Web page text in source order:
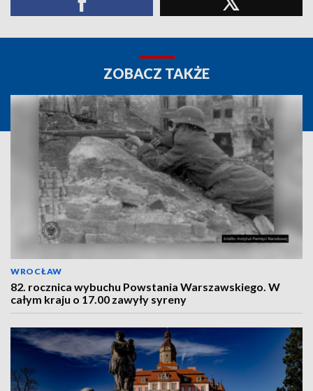
ZOBACZ TAKŻE
WROCŁAW
82. rocznica wybuchu Powstania Warszawskiego. W
całym kraju o 17.00 zawyły syreny